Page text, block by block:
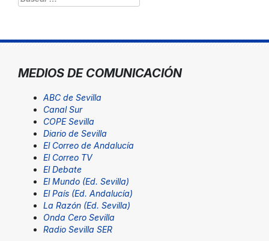
MEDIOS DE COMUNICACIÓN
ABC de Sevilla
Canal Sur
COPE Sevilla
Diario de Sevilla
El Correo de Andalucía
El Correo TV
El Debate
El Mundo (Ed. Sevilla)
El País (Ed. Andalucía)
La Razón (Ed. Sevilla)
Onda Cero Sevilla
Radio Sevilla SER